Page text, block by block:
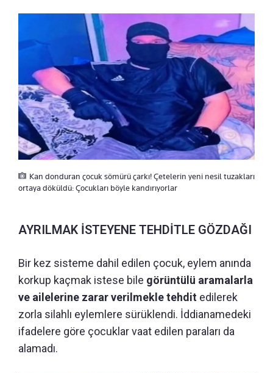
Kan donduran çocuk sömürü çarkı! Çetelerin yeni nesil tuzakları
ortaya döküldü: Çocukları böyle kandırıyorlar
AYRILMAK İSTEYENE TEHDİTLE GÖZDAĞI
Bir kez sisteme dahil edilen çocuk, eylem anında
korkup kaçmak istese bile görüntülü aramalarla
ve ailelerine zarar verilmekle tehdit edilerek
zorla silahlı eylemlere sürüklendi. İddianamedeki
ifadelere göre çocuklar vaat edilen paraları da
alamadı.